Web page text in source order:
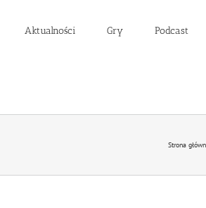
Aktualności Gry Podcast
Strona